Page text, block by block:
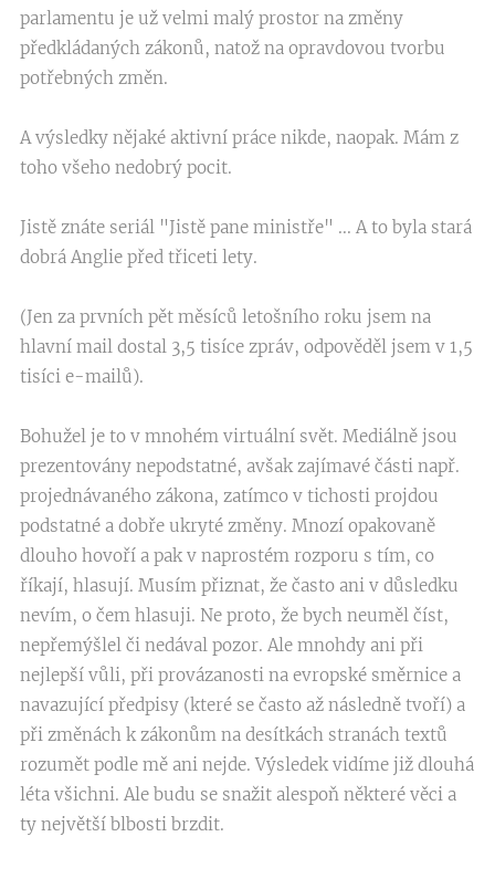
parlamentu je už velmi malý prostor na změny
předkládaných zákonů, natož na opravdovou tvorbu
potřebných změn.
A výsledky nějaké aktivní práce nikde, naopak. Mám z
toho všeho nedobrý pocit.
Jistě znáte seriál "Jistě pane ministře" ... A to byla stará
dobrá Anglie před třiceti lety.
(Jen za prvních pět měsíců letošního roku jsem na
hlavní mail dostal 3,5 tisíce zpráv, odpověděl jsem v 1,5
tisíci e-mailů).
Bohužel je to v mnohém virtuální svět. Mediálně jsou
prezentovány nepodstatné, avšak zajímavé části např.
projednávaného zákona, zatímco v tichosti projdou
podstatné a dobře ukryté změny. Mnozí opakovaně
dlouho hovoří a pak v naprostém rozporu s tím, co
říkají, hlasují. Musím přiznat, že často ani v důsledku
nevím, o čem hlasuji. Ne proto, že bych neuměl číst,
nepřemýšlel či nedával pozor. Ale mnohdy ani při
nejlepší vůli, při provázanosti na evropské směrnice a
navazující předpisy (které se často až následně tvoří) a
při změnách k zákonům na desítkách stranách textů
rozumět podle mě ani nejde. Výsledek vidíme již dlouhá
léta všichni. Ale budu se snažit alespoň některé věci a
ty největší blbosti brzdit.